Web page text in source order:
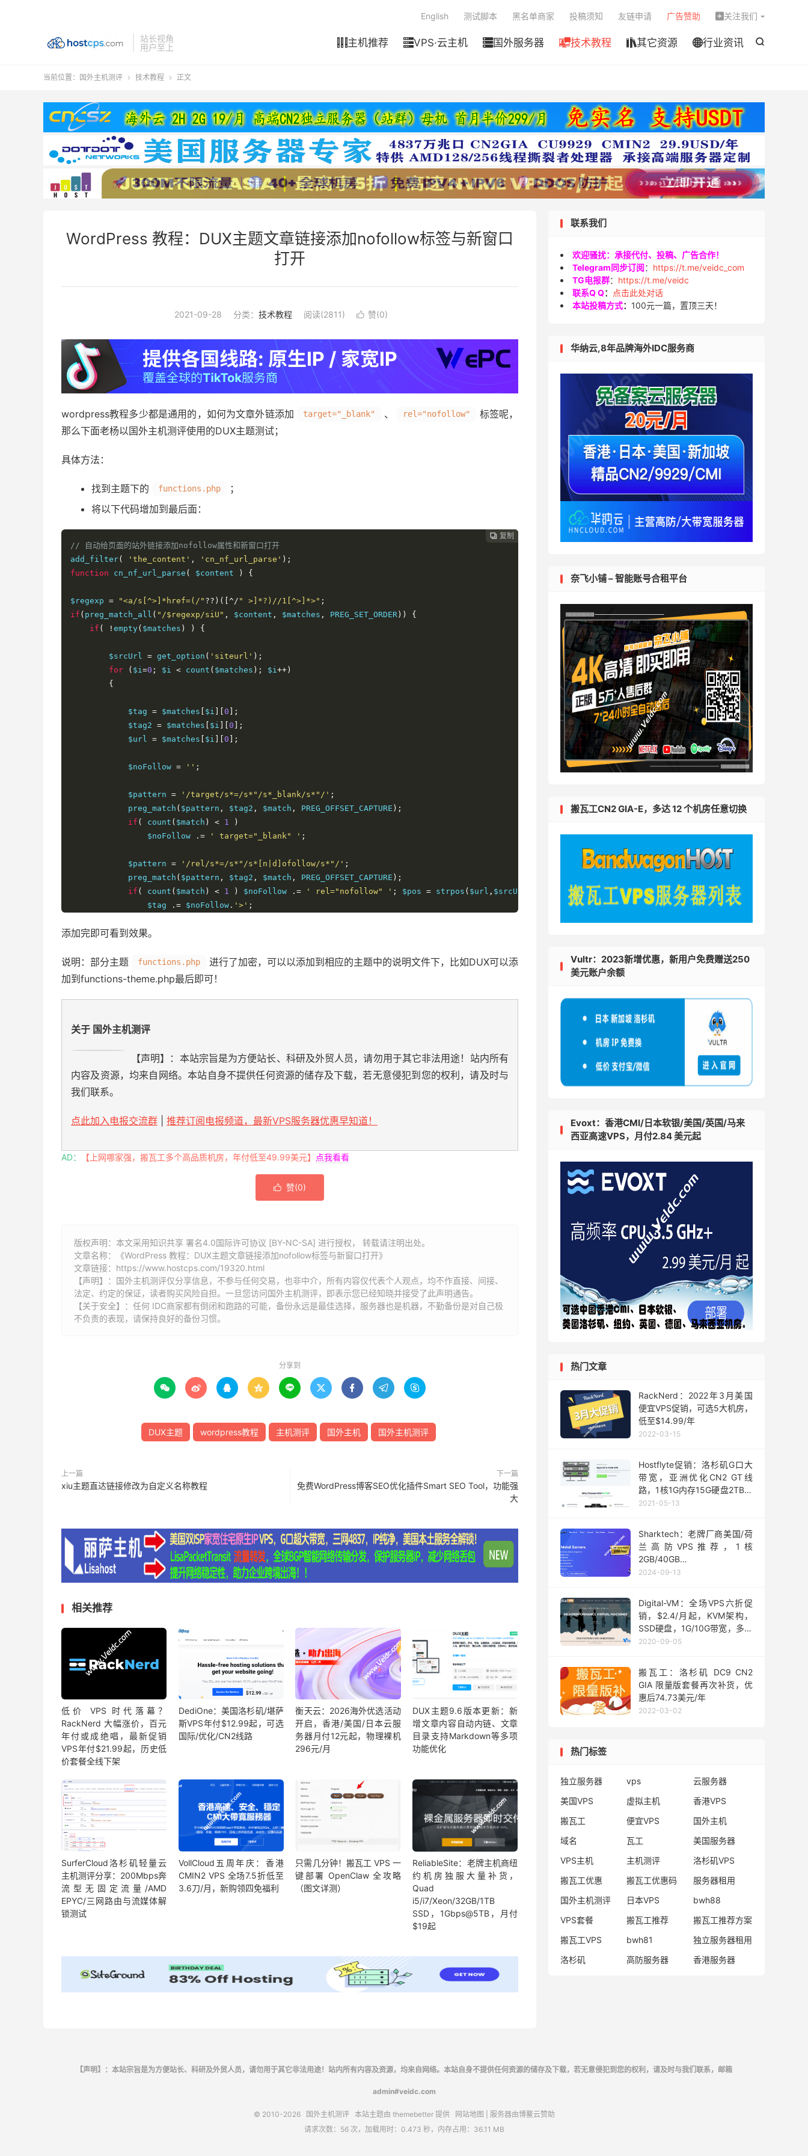
站长视角
用户至上

主机推荐 VPS·云主机 国外服务器 技术教程 其它资源 行业资讯
English 测试脚本 黑名单商家 投稿须知 友链申请 广告赞助  关注我们
当前位置： 国外主机测评  技术教程  正文
WordPress 教程：DUX主题文章链接添加nofollow标签与新窗口
打开
2021-09-28 分类： 技术教程 阅读(2811)  赞(0)
wordpress教程多少都是通用的，如何为文章外链添加 target="_blank" 、 rel="nofollow"
标签呢，
那么下面老杨以国外主机测评使用的DUX主题测试；
具体方法：
找到主题下的 functions.php
；
将以下代码增加到最后面：
 复制
 复制
 复制
// 自动给页面的站外链接添加nofollow属性和新窗口打开
add_filter( 'the_content' , 'cn_nf_url_parse' );
function cn_nf_url_parse ( $content ) {
$regexp = "<a/s[^>]*href=(/" ??)([^/ " >]*?)//1[^>]*>" ;
if ( preg_match_all ( "/$regexp/siU" , $content , $matches , PREG_SET_ORDER ))
{
if ( ! empty( $matches ) ) {
        $srcUrl
= get_option ( 'siteurl' );
for
( $i=0 ; $i < count ( $matches ); $i++)
{
            $tag
= $matches $i 0 ];
            $tag2
= $matches $i 0 ];
            $url
= $matches $i 0 ];
            $noFollow
= '' ;
            $pattern
= '/target/s*=/s*"/s*_blank/s*"/' ;
            preg_match
( $pattern , $tag2 , $match , PREG_OFFSET_CAPTURE );
if ( count ( $match ) < 1
)
                $noFollow
.= ' target="_blank" ' ;
            $pattern
= '/rel/s*=/s*"/s*[n|d]ofollow/s*"/' ;
            preg_match
( $pattern , $tag2 , $match , PREG_OFFSET_CAPTURE );
if ( count ( $match ) < 1 ) $noFollow .= ' rel="nofollow" ' ; $pos = strpos ( $url , $srcUrl $pos === false) { $tag = rtrim ($tag,'>'
                $tag
.= $noFollow . '>' ;
}
}
}
$content = str_replace(']]>', ']]>', $content);
}
添加完即可看到效果。
说明：部分主题 functions.php
进行了加密，可以以添加到相应的主题中的说明文件下，比如DUX可以添
加到functions-theme.php最后即可！
关于 国外主机测评
【声明】：本站宗旨是为方便站长、科研及外贸人员，请勿用于其它非法用途！站内所有
内容及资源，均来自网络。本站自身不提供任何资源的储存及下载，若无意侵犯到您的权利，请及时与
我们联系。
点此加入电报交流群 推荐订阅电报频道，最新VPS服务器优惠早知道！
AD： 【上网哪家强，搬瓦工多个高品质机房，年付低至49.99美元】 点我看看
 赞(0)
版权声明：本文采用知识共享 署名4.0国际许可协议 [BY-NC-SA] 进行授权， 转载请注明出处。
文章名称：《WordPress 教程：DUX主题文章链接添加nofollow标签与新窗口打开》
文章链接： https://www.hostcps.com/19320.html
【声明】：国外主机测评仅分享信息，不参与任何交易，也非中介，所有内容仅代表个人观点，均不作直接、间接、
法定、约定的保证，读者购买风险自担。一旦您访问国外主机测评，即表示您已经知晓并接受了此声明通告。
【关于安全】：任何 IDC商家都有倒闭和跑路的可能，备份永远是最佳选择，服务器也是机器，不勤备份是对自己极
不负责的表现，请保持良好的备份习惯。
分享到
        
DUX主题 wordpress教程 主机测评 国外主机 国外主机测评
上一篇
xiu主题直达链接修改为自定义名称教程
下一篇
免费WordPress博客SEO优化插件Smart SEO Tool，功能强
大
相关推荐
低价 VPS 时代落幕？
RackNerd 大幅涨价，百元
年付或成绝唱，最新促销
VPS年付$21.99起，历史低
价套餐全线下架
DediOne：美国洛杉矶/堪萨
斯VPS年付$12.99起，可选
国际/优化/CN2线路
衡天云：2026海外优选活动
开启，香港/美国/日本云服
务器月付12元起，物理裸机
296元/月
DUX主题9.6版本更新：新
增文章内容自动内链、文章
目录支持Markdown等多项
功能优化
SurferCloud洛杉矶轻量云
主机测评分享：200Mbps奔
流型无固定流量/AMD
EPYC/三网路由与流媒体解
锁测试
VollCloud五周年庆：香港
CMIN2 VPS 全场7.5折低至
3.6刀/月，新购领四免福利
只需几分钟！搬瓦工 VPS 一
键部署 OpenClaw 全攻略
（图文详测）
ReliableSite：老牌主机商纽
约机房独服大量补货，
Quad
i5/i7/Xeon/32GB/1TB
SSD，1Gbps@5TB，月付
$19起
联系我们
欢迎骚扰：承接代付、投稿、广告合作！
Telegram同步订阅： https://t.me/veidc_com
TG电报群： https://t.me/veidc
联系Q Q：
点击此处对话
本站投稿方式： 100元一篇，置顶三天！
华纳云,8年品牌海外IDC服务商
奈飞小铺 – 智能账号合租平台
搬瓦工CN2 GIA-E，多达 12 个机房任意切换
Vultr：2023新增优惠，新用户免费赠送250
美元账户余额
Evoxt：香港CMI/日本软银/美国/英国/马来
西亚高速VPS，月付2.84 美元起
热门文章
RackNerd：2022年3月美国
便宜VPS促销，可选5大机房，
低至$14.99/年
2022-03-15
Hostflyte促销：洛杉矶G口大
带宽，亚洲优化CN2 GT线
路，1核1G内存15G硬盘2TB月
流量$15/半年
2021-05-13
Sharktech：老牌厂商美国/荷
兰高防VPS推荐，1核
2GB/40GB
SSD/1Gbps@4TB，年付29.7
2024-09-13
Digital-VM：全场VPS六折促
销，$2.4/月起，KVM架构，
SSD硬盘，1G/10G带宽，多机
房可选
2020-09-05
搬瓦工：洛杉矶 DC9 CN2
GIA 限量版套餐再次补货，优
惠后74.73美元/年
2022-03-02
热门标签
独立服务器 vps
云服务器
美国VPS
虚拟主机
香港VPS
搬瓦工
便宜VPS
国外主机
域名
瓦工
美国服务器
VPS主机
主机测评
洛杉矶VPS
搬瓦工优惠
搬瓦工优惠码
服务器租用
国外主机测评
日本VPS
bwh88
VPS套餐
搬瓦工推荐
搬瓦工推荐方案
搬瓦工VPS
bwh81
独立服务器租用
洛杉矶
高防服务器 香港服务器
【声明】：本站宗旨是为方便站长、科研及外贸人员，请勿用于其它非法用途！站内所有内容及资源，均来自网络。本站自身不提供任何资源的储存及下载，若无意侵犯到您的权利，请及时与我们联系，邮箱
admin#veidc.com
© 2010-2026 国外主机测评本站主题由 themebetter提供 网站地图 | 服务器由博鳌云赞助
请求次数：56 次，加载用时：0.473 秒，内存占用：36.11 MB